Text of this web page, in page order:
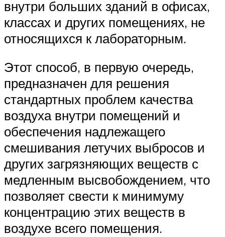
внутри больших зданий в офисах,
классах и других помещениях, не
относящихся к лабораторным.
Этот способ, в первую очередь,
предназначен для решения
стандартных проблем качества
воздуха внутри помещений и
обеспечения надлежащего
смешивания летучих выбросов и
других загрязняющих веществ с
медленным высвобождением, что
позволяет свести к минимуму
концентрацию этих веществ в
воздухе всего помещения.